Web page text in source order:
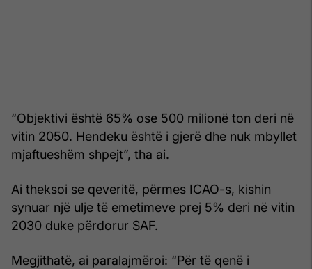
“Objektivi është 65% ose 500 milionë ton deri në
vitin 2050. Hendeku është i gjerë dhe nuk mbyllet
mjaftueshëm shpejt”, tha ai.
Ai theksoi se qeveritë, përmes ICAO-s, kishin
synuar një ulje të emetimeve prej 5% deri në vitin
2030 duke përdorur SAF.
Megjithatë, ai paralajmëroi: “Për të qenë i